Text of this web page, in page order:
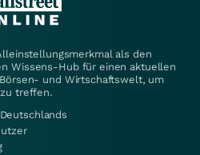
als den
Wissens-Hub für einen aktuellen
und Wirtschaftswelt, um
treffen.